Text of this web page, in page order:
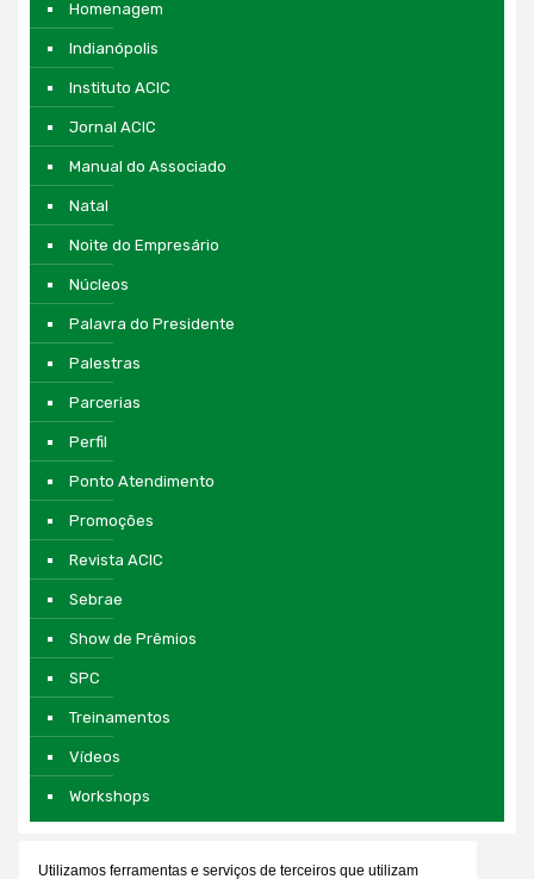
Homenagem
Indianópolis
Instituto ACIC
Jornal ACIC
Manual do Associado
Natal
Noite do Empresário
Núcleos
Palavra do Presidente
Palestras
Parcerias
Perfil
Ponto Atendimento
Promoções
Revista ACIC
Sebrae
Show de Prêmios
SPC
Treinamentos
Vídeos
Workshops
Utilizamos ferramentas e serviços de terceiros que utilizam